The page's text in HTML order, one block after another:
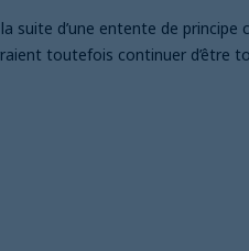
d’une entente de
toutefois continuer d’être